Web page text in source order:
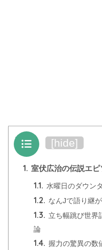
目次 [hide]
1. 室伏広治の伝説エ
1.1. 水曜日のダウン
1.2. なんJで語り継
1.3. 立ち幅跳び世界
論
1.4. 握力の驚異の数